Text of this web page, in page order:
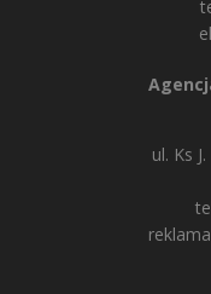
ul. Ks